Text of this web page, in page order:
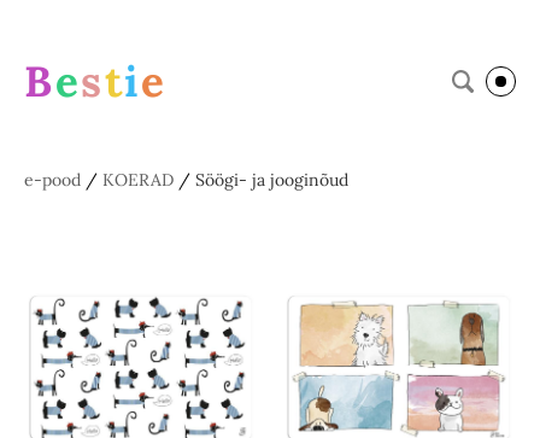
Bestie
e-pood / KOERAD / Söögi- ja jooginõud